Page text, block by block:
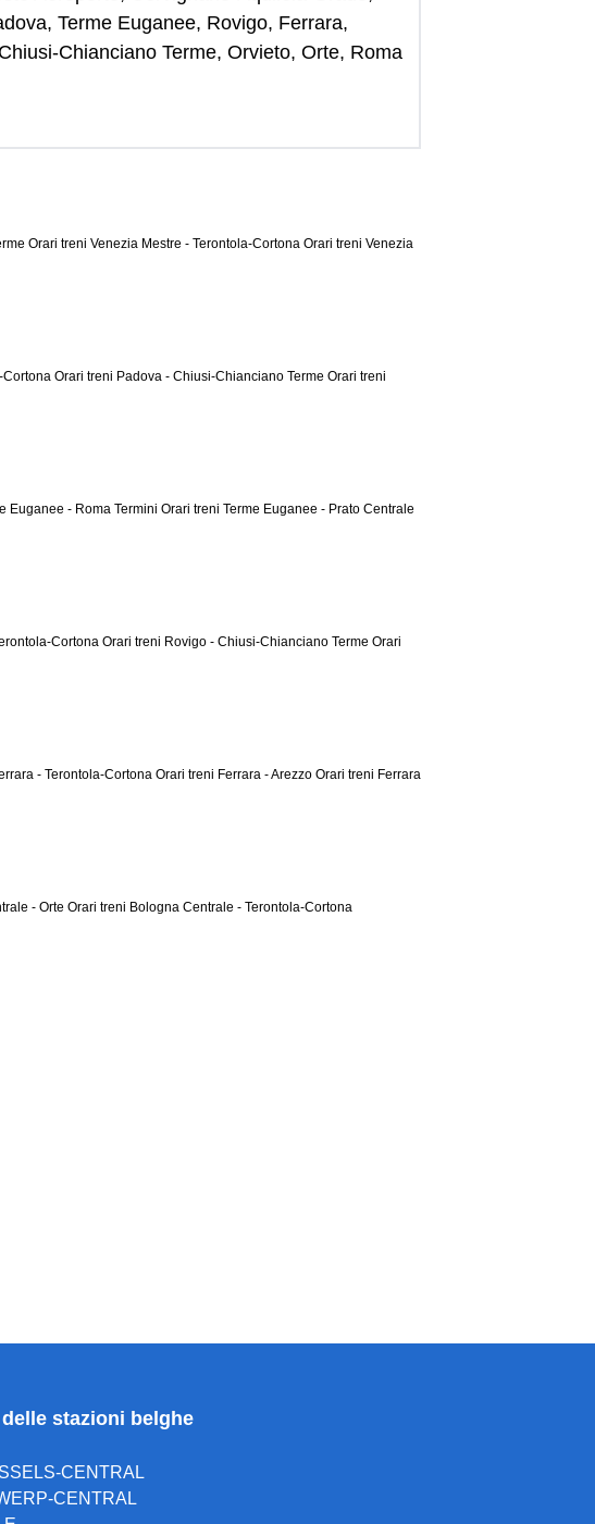
Terme Euganee, Rovigo, Ferrara,
Chianciano Terme, Orvieto, Orte, Roma
Orari treni Venezia Mestre - Terontola-Cortona Orari treni Venezia
Cortona Orari treni Padova - Chiusi-Chianciano Terme Orari treni
Euganee - Roma Termini Orari treni Terme Euganee - Prato Centrale
Cortona Orari treni Rovigo - Chiusi-Chianciano Terme Orari
- Terontola-Cortona Orari treni Ferrara - Arezzo Orari treni Ferrara
- Orte Orari treni Bologna Centrale - Terontola-Cortona
stazioni belghe
CENTRAL
CENTRAL